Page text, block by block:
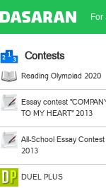
For
Contests
Reading Olympiad 2020
Essay contest
TO MY HEART" 2013
All-School Essay Contest
2013
DUEL PLUS